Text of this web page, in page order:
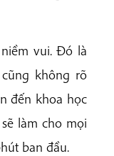
vui. Đó là
không rõ
đến khoa học
làm cho mọi
ban đầu.